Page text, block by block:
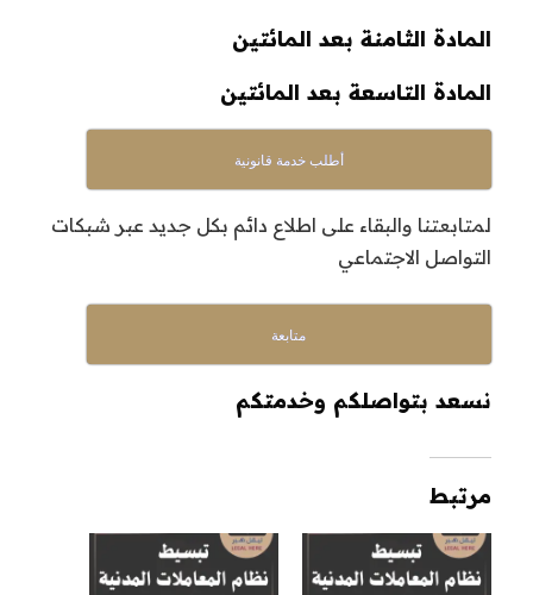
المادة الثامنة بعد المائتين
المادة التاسعة بعد المائتين
أطلب خدمة قانونية
لمتابعتنا والبقاء على اطلاع دائم بكل جديد عبر شبكات
التواصل الاجتماعي
متابعة
نسعد بتواصلكم وخدمتكم
مرتبط